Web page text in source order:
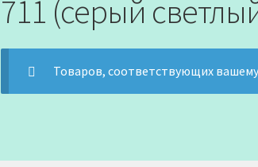
711 (серый
Товаров, соответствующих